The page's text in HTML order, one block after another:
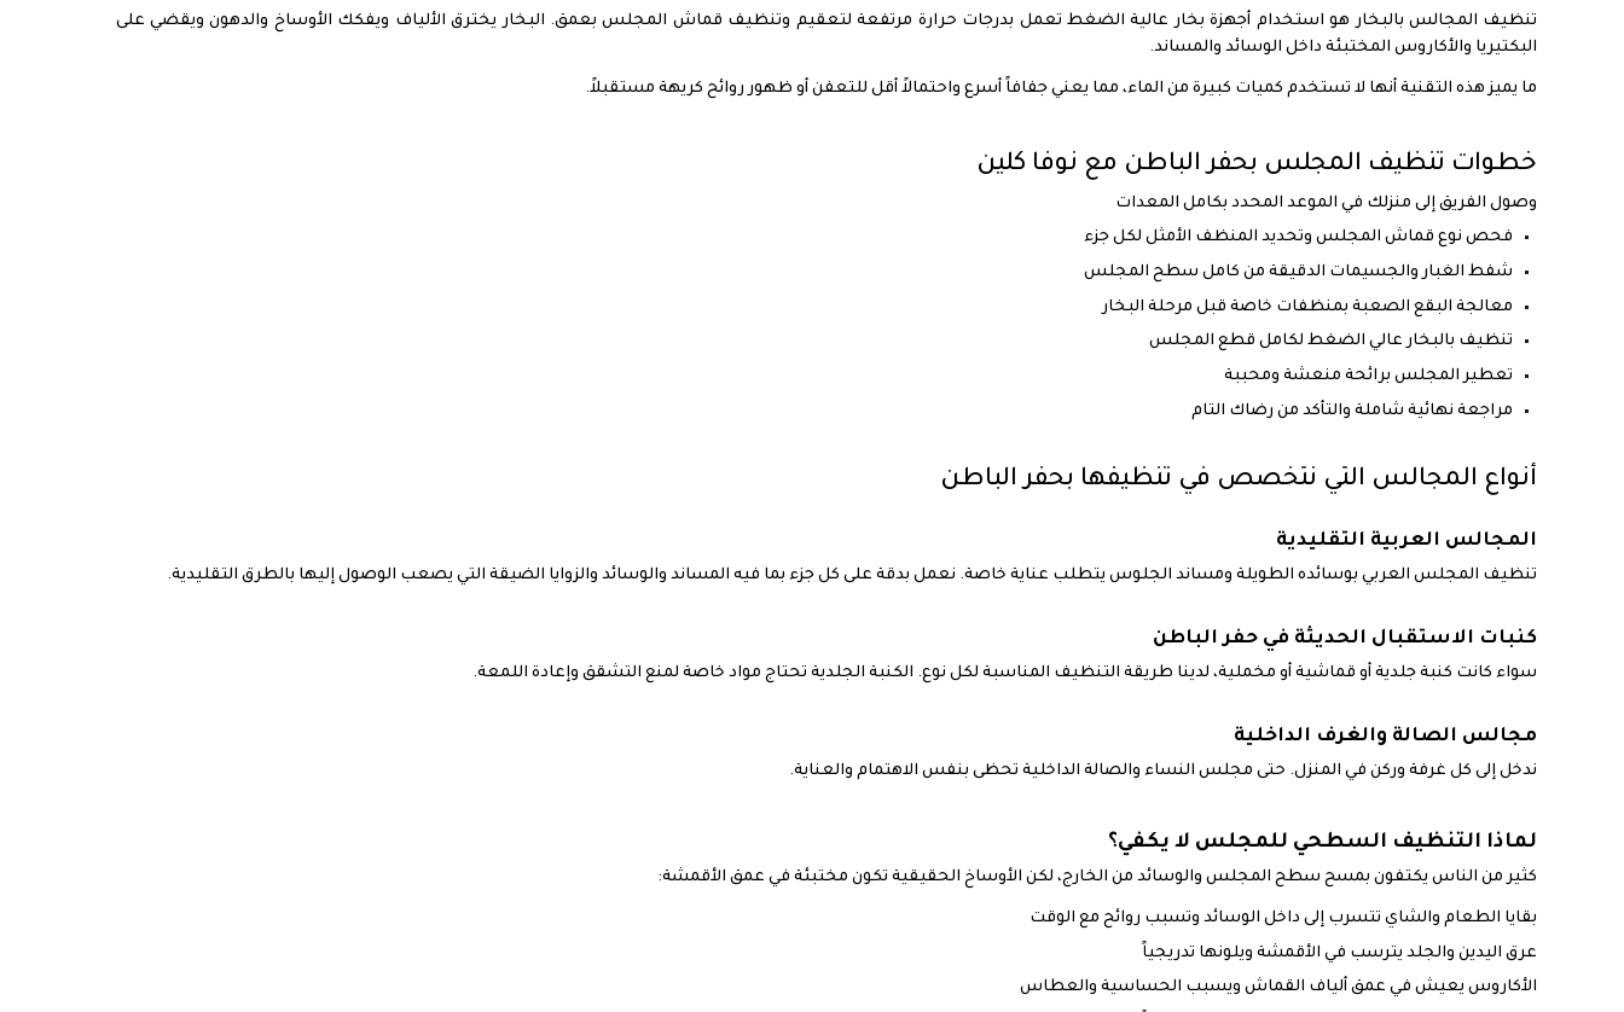
تنظيف المجالس بالبخار هو استخدام أجهزة بخار عالية الضغط تعمل بدرجات حرارة مرتفعة لتعقيم وتنظيف قماش المجلس بعمق. البخار يخترق الألياف ويفكك الأوساخ والدهون ويقضي على
البكتيريا والأكاروس المختبئة داخل الوسائد والمساند.
ما يميز هذه التقنية أنها لا تستخدم كميات كبيرة من الماء، مما يعني جفافاً أسرع واحتمالاً أقل للتعفن أو ظهور روائح كريهة مستقبلاً.
خطوات تنظيف المجلس بحفر الباطن مع نوفا كلين
وصول الفريق إلى منزلك في الموعد المحدد بكامل المعدات
فحص نوع قماش المجلس وتحديد المنظف الأمثل لكل جزء
شفط الغبار والجسيمات الدقيقة من كامل سطح المجلس
معالجة البقع الصعبة بمنظفات خاصة قبل مرحلة البخار
تنظيف بالبخار عالي الضغط لكامل قطع المجلس
تعطير المجلس برائحة منعشة ومحببة
مراجعة نهائية شاملة والتأكد من رضاك التام
أنواع المجالس التي نتخصص في تنظيفها بحفر الباطن
المجالس العربية التقليدية
تنظيف المجلس العربي بوسائده الطويلة ومساند الجلوس يتطلب عناية خاصة. نعمل بدقة على كل جزء بما فيه المساند والوسائد والزوايا الضيقة التي يصعب الوصول إليها بالطرق التقليدية.
كنبات الاستقبال الحديثة في حفر الباطن
سواء كانت كنبة جلدية أو قماشية أو مخملية، لدينا طريقة التنظيف المناسبة لكل نوع. الكنبة الجلدية تحتاج مواد خاصة لمنع التشقق وإعادة اللمعة.
مجالس الصالة والغرف الداخلية
ندخل إلى كل غرفة وركن في المنزل. حتى مجلس النساء والصالة الداخلية تحظى بنفس الاهتمام والعناية.
لماذا التنظيف السطحي للمجلس لا يكفي؟
كثير من الناس يكتفون بمسح سطح المجلس والوسائد من الخارج، لكن الأوساخ الحقيقية تكون مختبئة في عمق الأقمشة:
بقايا الطعام والشاي تتسرب إلى داخل الوسائد وتسبب روائح مع الوقت
عرق اليدين والجلد يترسب في الأقمشة ويلونها تدريجياً
الأكاروس يعيش في عمق ألياف القماش ويسبب الحساسية والعطاس